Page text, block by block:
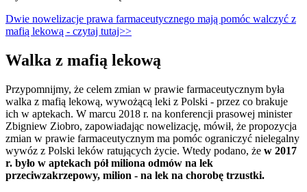
Dwie nowelizacje prawa farmaceutycznego mają pomóc walczyć z
mafią lekową - czytaj tutaj>>
Walka z mafią lekową
Przypomnijmy, że celem zmian w prawie farmaceutycznym była
walka z mafią lekową, wywożącą leki z Polski - przez co brakuje
ich w aptekach. W marcu 2018 r. na konferencji prasowej minister
Zbigniew Ziobro, zapowiadając nowelizację, mówił, że propozycja
zmian w prawie farmaceutycznym ma pomóc ograniczyć nielegalny
wywóz z Polski leków ratujących życie. Wtedy podano, że w 2017
r. było w aptekach pół miliona odmów na lek
przeciwzakrzepowy, milion - na lek na chorobę trzustki.